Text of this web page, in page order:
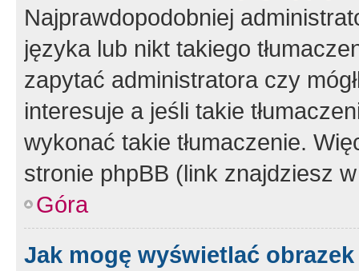
Najprawdopodobniej
języka lub nikt takiego
zapytać administratora czy
interesuje a jeśli takie
wykonać takie tłumaczenie.
stronie phpBB (link znajdziesz
Góra
Jak mogę wyświetlać